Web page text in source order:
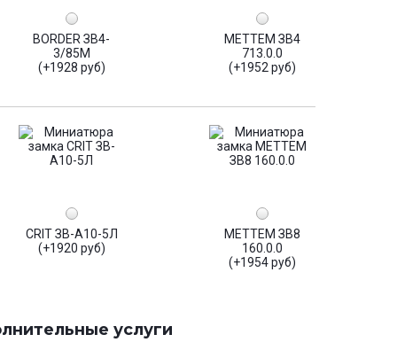
BORDER ЗВ4-
3/85М
(+1928 руб)
МЕТТЕМ ЗВ4
713.0.0
(+1952 руб)
CRIT ЗВ-А10-5Л
(+1920 руб)
МЕТТЕМ ЗВ8
160.0.0
(+1954 руб)
услуги